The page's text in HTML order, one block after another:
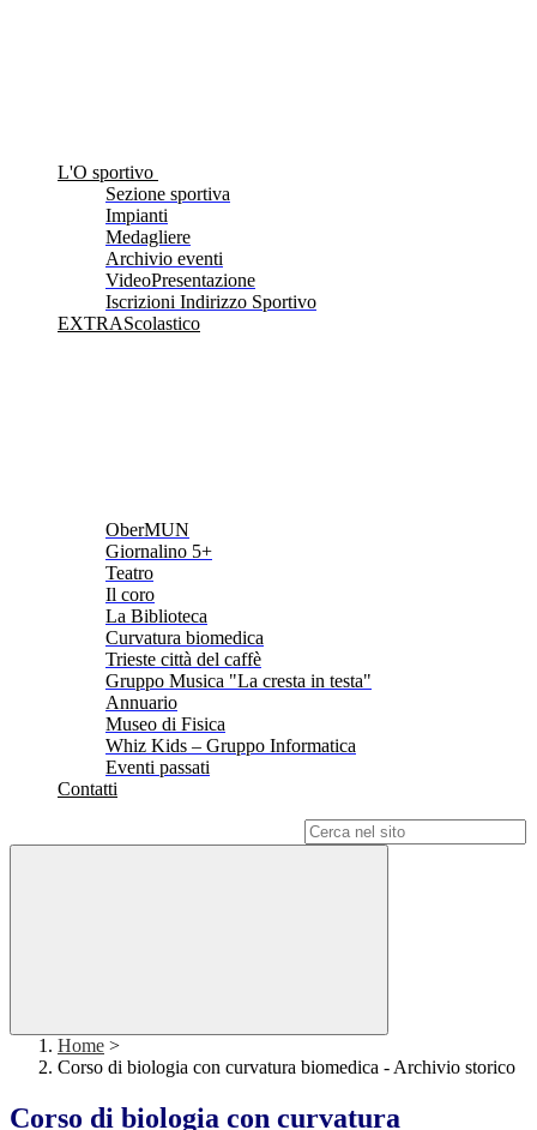
L'O sportivo
Sezione sportiva
Impianti
Medagliere
Archivio eventi
VideoPresentazione
Iscrizioni Indirizzo Sportivo
EXTRAScolastico
OberMUN
Giornalino 5+
Teatro
Il coro
La Biblioteca
Curvatura biomedica
Trieste città del caffè
Gruppo Musica "La cresta in testa"
Annuario
Museo di Fisica
Whiz Kids – Gruppo Informatica
Eventi passati
Contatti
Home >
Corso di biologia con curvatura biomedica - Archivio storico
Corso di biologia con curvatura